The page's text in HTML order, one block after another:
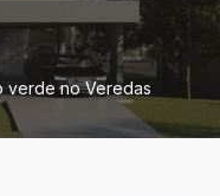
verde no Veredas